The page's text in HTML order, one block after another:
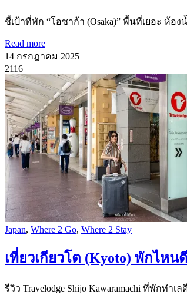
ชี้เป้าที่พัก “โอซาก้า (Osaka)” พื้นที่เยอะ ห้อ
Read more
14 กรกฎาคม 2025
2116
Japan, Where 2 Go, Where 2 Stay
เที่ยวเกียวโต (Kyoto) พักไหน
รีวิว Travelodge Shijo Kawaramachi ที่พักท